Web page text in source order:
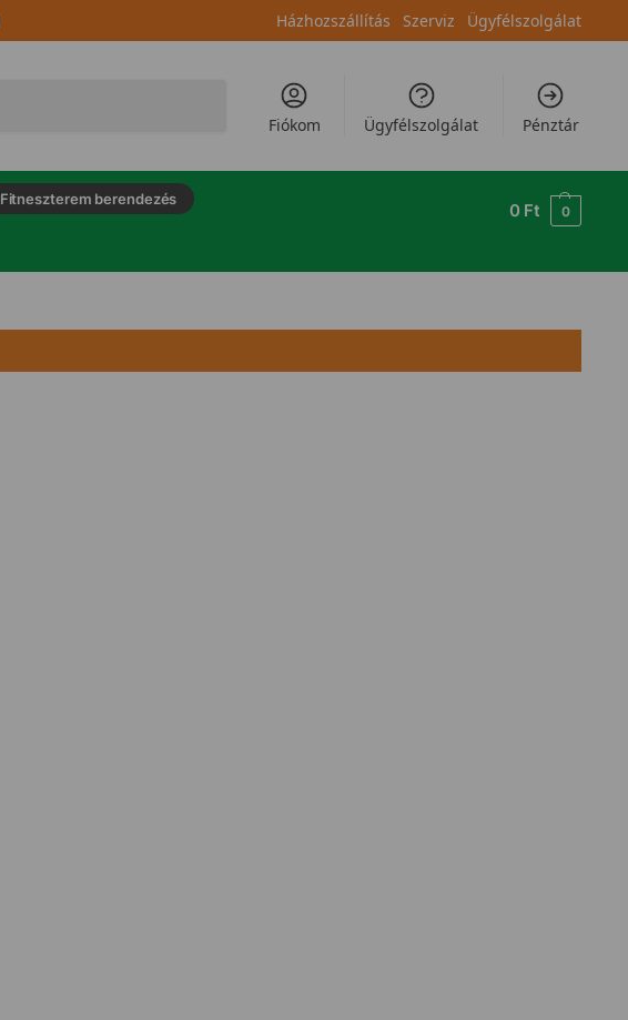
Házhozszállítás Szerviz Ügyfélszolgálat
Fiókom Ügyfélszolgálat Pénztár
Fitneszterem berendezés
0 Ft 0